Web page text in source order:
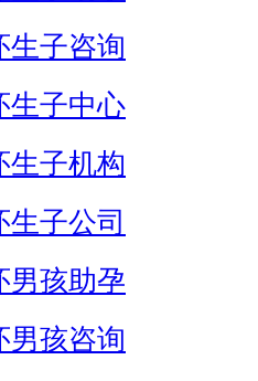
生子咨询
生子中心
生子机构
子公司
男孩助孕
男孩咨询